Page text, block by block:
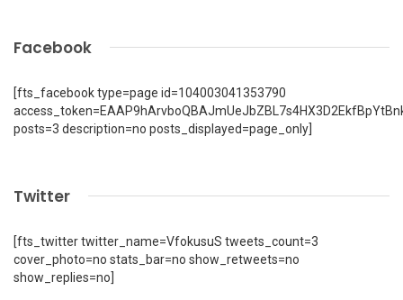
Facebook
[fts_facebook type=page id=104003041353790
posts=3 description=no posts_displayed=page_only]
Twitter
[fts_twitter twitter_name=VfokusuS tweets_count=3
cover_photo=no stats_bar=no show_retweets=no
show_replies=no]